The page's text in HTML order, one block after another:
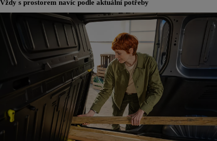
Vždy s prostorem navíc podle aktuální potřeby